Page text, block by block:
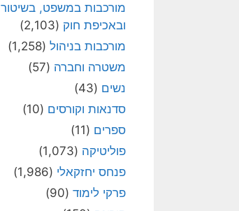
מורכבות במשפט, בשיטור
ובאכיפת חוק (2,103)
מורכבות בניהול (1,258)
משטרה וחברה (57)
נשים (43)
סדנאות וקורסים (10)
ספרים (11)
פוליטיקה (1,073)
פנחס יחזקאלי (1,986)
פרקי לימוד (90)